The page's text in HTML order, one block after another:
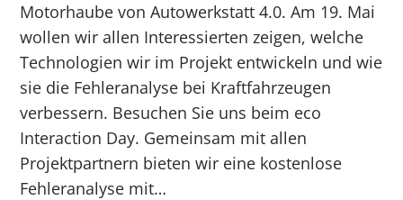
Motorhaube von Autowerkstatt 4.0. Am 19. Mai
wollen wir allen Interessierten zeigen, welche
Technologien wir im Projekt entwickeln und wie
sie die Fehleranalyse bei Kraftfahrzeugen
verbessern. Besuchen Sie uns beim eco
Interaction Day. Gemeinsam mit allen
Projektpartnern bieten wir eine kostenlose
Fehleranalyse mit…